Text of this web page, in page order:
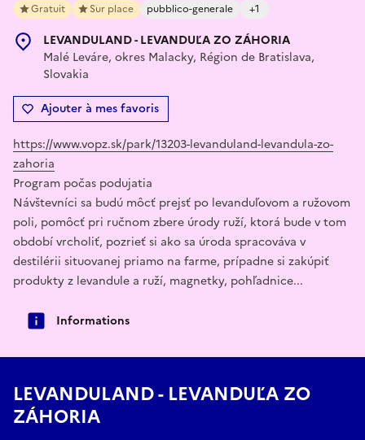
Gratuit Sur place pubblico-generale +1
LEVANDULAND - LEVANDUĽA ZO ZÁHORIA
Malé Leváre, okres Malacky, Région de Bratislava,
Slovakia
Ajouter à mes favoris
https://www.vopz.sk/park/13203-levanduland-levandula-zo-
zahoria
Program počas podujatia
Návštevníci sa budú môcť prejsť po levanduľovom a ružovom
poli, pomôcť pri ručnom zbere úrody ruží, ktorá bude v tom
období vrcholiť, pozrieť si ako sa úroda spracováva v
destilérii situovanej priamo na farme, prípadne si zakúpiť
produkty z levandule a ruží, magnetky, pohľadnice...
Informations
LEVANDULAND - LEVANDUĽA ZO
ZÁHORIA